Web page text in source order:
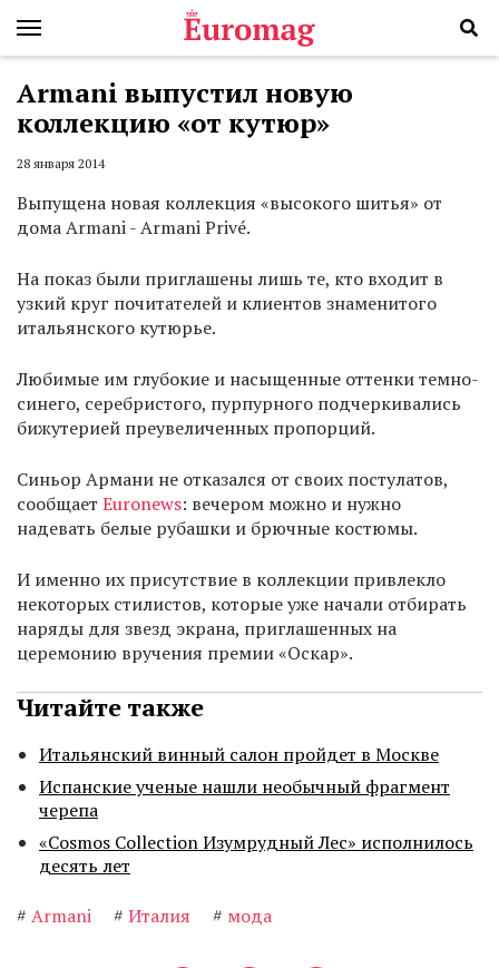
Armani выпустил новую
коллекцию «от кутюр»
28 января 2014
Выпущена новая коллекция «высокого шитья» от
дома Armani - Armani Privé.
На показ были приглашены лишь те, кто входит в
узкий круг почитателей и клиентов знаменитого
итальянского кутюрье.
Любимые им глубокие и насыщенные оттенки темно-
синего, серебристого, пурпурного подчеркивались
бижутерией преувеличенных пропорций.
Синьор Армани не отказался от своих постулатов,
сообщает Euronews: вечером можно и нужно
надевать белые рубашки и брючные костюмы.
И именно их присутствие в коллекции привлекло
некоторых стилистов, которые уже начали отбирать
наряды для звезд экрана, приглашенных на
церемонию вручения премии «Оскар».
Читайте также
Итальянский винный салон пройдет в Москве
Испанские ученые нашли необычный фрагмент
черепа
«Cosmos Collection Изумрудный Лес» исполнилось
десять лет
# Armani # Италия # мода